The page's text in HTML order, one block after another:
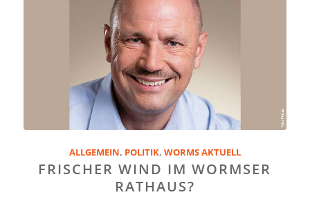
ALLGEMEIN, POLITIK, WORMS AKTUELL
FRISCHER WIND IM WORMSER
RATHAUS?